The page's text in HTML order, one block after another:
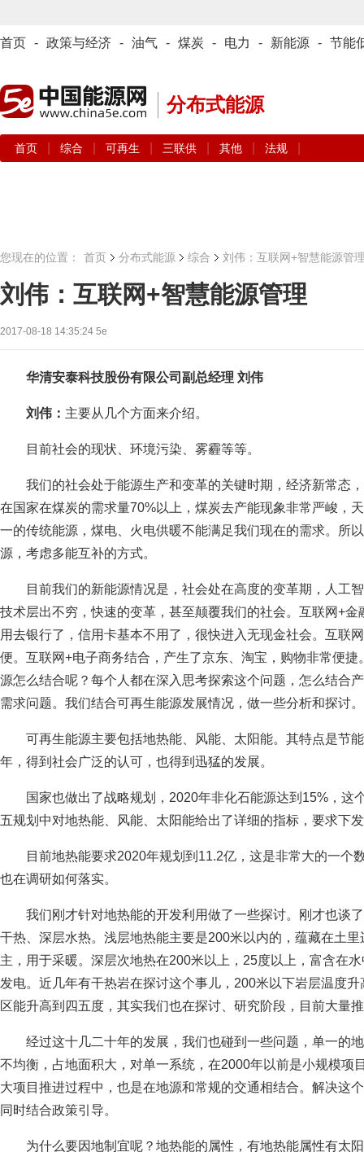
首页 - 政策与经济 - 油气 - 煤炭 - 电力 - 新能源 - 节能
分布式能源
首页 综合 可再生 三联供 其他 法规
您现在的位置： 首页 分布式能源 综合 刘伟：互联网+智慧能源管
刘伟：互联网+智慧能源管理
2017-08-18 14:35:24 5e
华清安泰科技股份有限公司副总经理 刘伟
刘伟： 主要从几个方面来介绍。
目前社会的现状、环境污染、雾霾等等。
我们的社会处于能源生产和变革的关键时期，经济新常态
在国家在煤炭的需求量70%以上，煤炭去产能现象非常严峻，
一的传统能源，煤电、火电供暖不能满足我们现在的需求。所
源，考虑多能互补的方式。
目前我们的新能源情况是，社会处在高度的变革期，人工
技术层出不穷，快速的变革，甚至颠覆我们的社会。互联网+
用去银行了，信用卡基本不用了，很快进入无现金社会。互联
便。互联网+电子商务结合，产生了京东、淘宝，购物非常便
源怎么结合呢？每个人都在深入思考探索这个问题，怎么结合
需求问题。我们结合可再生能源发展情况，做一些分析和探讨。
可再生能源主要包括地热能、风能、太阳能。其特点是节
年，得到社会广泛的认可，也得到迅猛的发展。
国家也做出了战略规划，2020年非化石能源达到15%，这
五规划中对地热能、风能、太阳能给出了详细的指标，要求下
目前地热能要求2020年规划到11.2亿，这是非常大的一个
也在调研如何落实。
我们刚才针对地热能的开发利用做了一些探讨。刚才也谈
干热、深层水热。浅层地热能主要是200米以内的，蕴藏在土
主，用于采暖。深层次地热在200米以上，25度以上，富含在
发电。近几年有干热岩在探讨这个事儿，200米以下岩层温度
区能升高到四五度，其实我们也在探讨、研究阶段，目前大量
经过这十几二十年的发展，我们也碰到一些问题，单一的
不均衡，占地面积大，对单一系统，在2000年以前是小规模项
大项目推进过程中，也是在地源和常规的交通相结合。解决这
同时结合政策引导。
为什么要因地制宜呢？地热能的属性，有地热能属性有太